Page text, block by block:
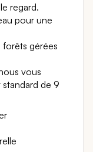
regard.
pour une
forêts gérées
vous
de 9